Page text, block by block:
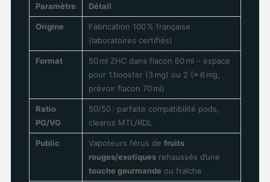
Paramètre Détail
Origine
Fabrication 100 % française
(laboratoires certifiés)
Format
50 ml ZHC dans flacon 60 ml – espace
pour 1 booster (3 mg) ou 2 (≈ 6 mg,
prévoir flacon 70 ml)
Ratio
PG/VG
50/50 : parfaite compatibilité pods,
clearos MTL/RDL
Public Vapoteurs férus de fruits
rouges/exotiquesrehaussés d’une
touche gourmande ou fraîche